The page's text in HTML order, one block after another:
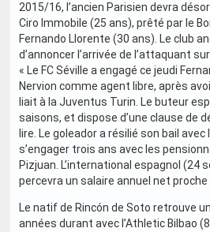
2015/16, l’ancien Parisien devra
Ciro Immobile (25 ans), prêté par le
Fernando Llorente (30 ans). Le club
d’annoncer l’arrivée de l’attaquant
« Le FC Séville a engagé ce jeudi
Nervion comme agent libre, après
liait à la Juventus Turin. Le buteur
saisons, et dispose d’une clause de
lire. Le goleador a résilié son bail
s’engager trois ans avec les
Pizjuan. L’international espagnol (24
percevra un salaire annuel net proche
Le natif de Rincón de Soto retrouve
années durant avec l’Athletic Bilbao